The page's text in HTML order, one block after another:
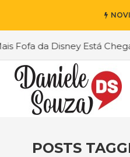
da Disney Está
POSTS